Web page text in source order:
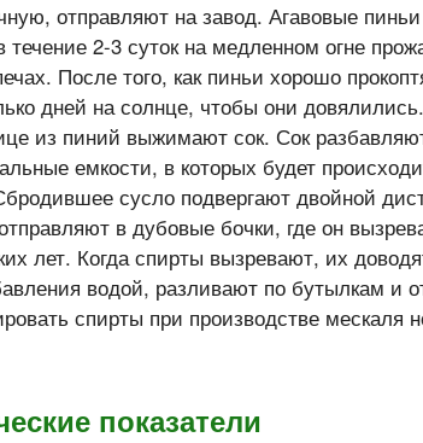
отправляют на завод. Агавовые
течение 2-3 суток на медленном огне
После того, как пиньи хорошо
дней на солнце, чтобы они
из пиний выжимают сок. Сок
емкости, в которых будет
сусло подвергают двойной
в дубовые бочки, где он
лет. Когда спирты вызревают, их
водой, разливают по бутылкам и
спирты при производстве мескаля
показатели